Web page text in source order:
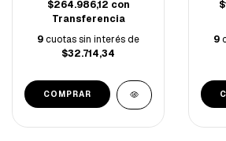
$264.986,12 con
Transferencia
9cuotas sin interés de
$32.714,34
9